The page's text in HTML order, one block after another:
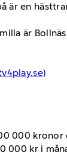
är en
är
000
000 kr i